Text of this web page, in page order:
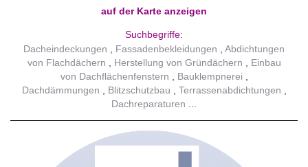
auf der Karte anzeigen
Suchbegriffe:
Dacheindeckungen
Fassadenbekleidungen
Abdichtungen
von Flachdächern
Herstellung von Gründächern
Einbau
von Dachflächenfenstern
Bauklempnerei
Dachdämmungen
Blitzschutzbau
Terrassenabdichtungen
Dachreparaturen